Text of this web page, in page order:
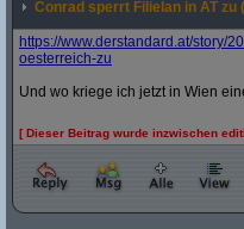
Conrad sperrt Filielan in AT zu
https://www.derstandard.at/story/
oesterreich-zu
Und wo kriege ich jetzt in Wien
[ Dieser Beitrag wurde inzwischen